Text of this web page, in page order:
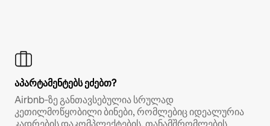
აპარტამენტებს ეძებთ?
Airbnb‑ზე განთავსებულია სრულად
კეთილმოწყობილი ბინები, რომლებიც იდეალურია